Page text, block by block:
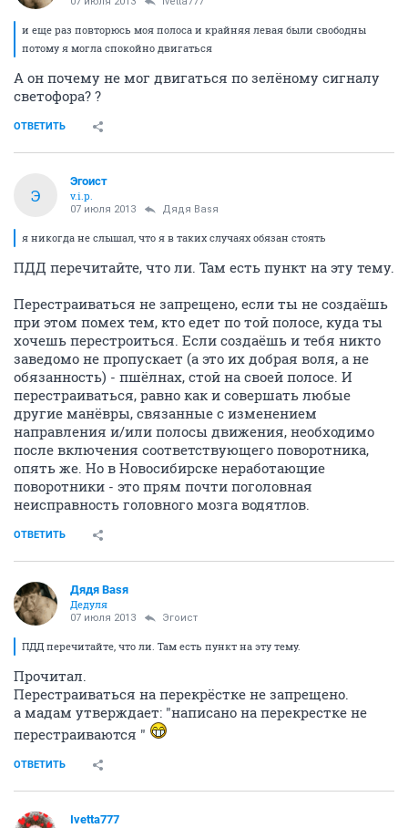
и еще раз повторюсь моя полоса и крайняя левая были свободны
потому я могла спокойно двигаться
А он почему не мог двигаться по зелёному сигналу
светофора? ?
ОТВЕТИТЬ
Э
Эгоист
v.i.p.
07 июля 2013 Дядя Ваsя
я никогда не слышал, что я в таких случаях обязан стоять
ПДД перечитайте, что ли. Там есть пункт на эту тему.
Перестраиваться не запрещено, если ты не создаёшь
при этом помех тем, кто едет по той полосе, куда ты
хочешь перестроиться. Если создаёшь и тебя никто
заведомо не пропускает (а это их добрая воля, а не
обязанность) - пшёлнах, стой на своей полосе. И
перестраиваться, равно как и совершать любые
другие манёвры, связанные с изменением
направления и/или полосы движения, необходимо
после включения соответствующего поворотника,
опять же. Но в Новосибирске неработающие
поворотники - это прям почти поголовная
неисправность головного мозга водятлов.
ОТВЕТИТЬ
Дядя Ваsя
Дедуля
07 июля 2013 Эгоист
ПДД перечитайте, что ли. Там есть пункт на эту тему.
Прочитал.
Перестраиваться на перекрёстке не запрещено.
а мадам утверждает: "написано на перекрестке не
перестраиваются "
ОТВЕТИТЬ
Ivetta777